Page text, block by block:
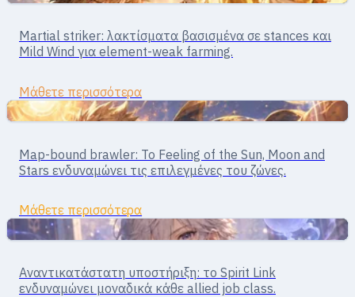
Taekwon
Martial striker: λακτίσματα βασισμένα σε stances και
Mild Wind για element-weak farming.
Μάθετε περισσότερα
Σώμα με σώμα
Star Gladiator
Map-bound brawler: Το Feeling of the Sun, Moon and
Stars ενδυναμώνει τις επιλεγμένες του ζώνες.
Μάθετε περισσότερα
Υποστήριξη
Soul Linker
Αναντικατάστατη υποστήριξη: το Spirit Link
ενδυναμώνει μοναδικά κάθε allied job class.